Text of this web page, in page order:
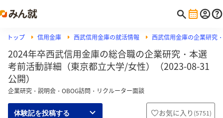
トップ 信用金庫 西武信用金庫の就活情報 西武信用金庫の企業研究
2024年卒西武信用金庫の総合職の企業研究・本選
考前活動詳細（東京都立大学/女性）（2023-08-31
公開）
企業研究・説明会・OBOG訪問・リクルーター面談
体験記を投稿する お気に入り (5751)